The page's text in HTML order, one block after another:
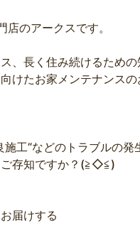
のアークスです。
、長く住み続けるため
けたお家メンテナンスの
工”などのトラブルの発
ご存知ですか？(≧◇≦)
届けする